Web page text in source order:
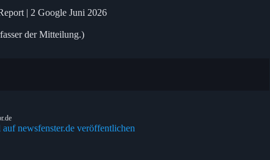
| 2 Google Juni 2026
der Mitteilung.)
newsfenster.de veröffentlichen